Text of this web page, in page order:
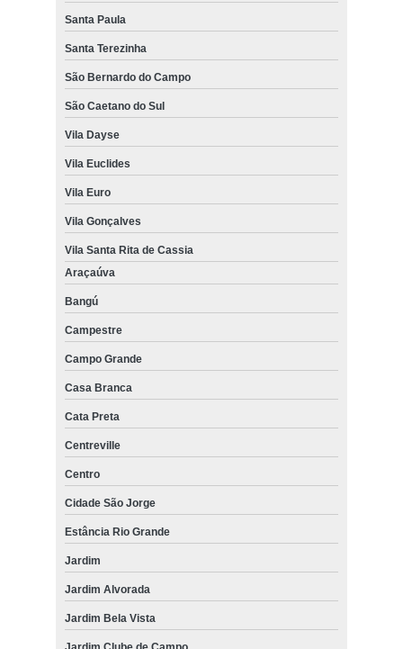
Santa Paula
Santa Terezinha
São Bernardo do Campo
São Caetano do Sul
Vila Dayse
Vila Euclides
Vila Euro
Vila Gonçalves
Vila Santa Rita de Cassia
Araçaúva
Bangú
Campestre
Campo Grande
Casa Branca
Cata Preta
Centreville
Centro
Cidade São Jorge
Estância Rio Grande
Jardim
Jardim Alvorada
Jardim Bela Vista